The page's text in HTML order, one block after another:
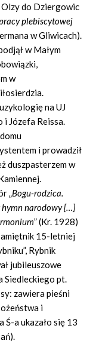
do Dziergowic
plebiscytowej
w Gliwicach).
w Małym
w
na UJ
i Józefa Reissa.
i prowadził
duszpasterzem w
„Bogu-rodzica.
hymn narodowy […]
” (Kr. 1928)
15-letniej
Rybnik
jubileuszowe
Siedleckiego pt.
zawiera pieśni
i
a ukazało się 13